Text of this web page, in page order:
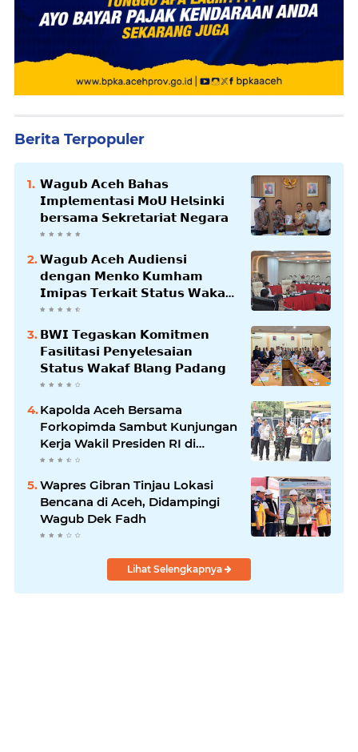
Berita Terpopuler
𝗪𝗮𝗴𝘂𝗯 𝗔𝗰𝗲𝗵 𝗕𝗮𝗵𝗮𝘀
𝗜𝗺𝗽𝗹𝗲𝗺𝗲𝗻𝘁𝗮𝘀𝗶 𝗠𝗼𝗨 𝗛𝗲𝗹𝘀𝗶𝗻𝗸𝗶
𝗯𝗲𝗿𝘀𝗮𝗺𝗮 𝗦𝗲𝗸𝗿𝗲𝘁𝗮𝗿𝗶𝗮𝘁 𝗡𝗲𝗴𝗮𝗿𝗮
𝗪𝗮𝗴𝘂𝗯 𝗔𝗰𝗲𝗵 𝗔𝘂𝗱𝗶𝗲𝗻𝘀𝗶
𝗱𝗲𝗻𝗴𝗮𝗻 𝗠𝗲𝗻𝗸𝗼 𝗞𝘂𝗺𝗵𝗮𝗺
𝗜𝗺𝗶𝗽𝗮𝘀 𝗧𝗲𝗿𝗸𝗮𝗶𝘁 𝗦𝘁𝗮𝘁𝘂𝘀 𝗪𝗮𝗸𝗮𝗳
𝗕𝗹𝗮𝗻𝗴𝗽𝗮𝗱𝗮𝗻𝗴
𝗕𝗪𝗜 𝗧𝗲𝗴𝗮𝘀𝗸𝗮𝗻 𝗞𝗼𝗺𝗶𝘁𝗺𝗲𝗻
𝗙𝗮𝘀𝗶𝗹𝗶𝘁𝗮𝘀𝗶 𝗣𝗲𝗻𝘆𝗲𝗹𝗲𝘀𝗮𝗶𝗮𝗻
𝗦𝘁𝗮𝘁𝘂𝘀 𝗪𝗮𝗸𝗮𝗳 𝗕𝗹𝗮𝗻𝗴 𝗣𝗮𝗱𝗮𝗻𝗴
Kapolda Aceh Bersama
Forkopimda Sambut Kunjungan
Kerja Wakil Presiden RI di
Kabupaten Bireuen
Wapres Gibran Tinjau Lokasi
Bencana di Aceh, Didampingi
Wagub Dek Fadh
Lihat Selengkapnya